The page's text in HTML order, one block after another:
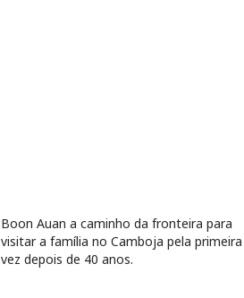
Boon Auan a caminho da fronteira para
visitar a família no Camboja pela primeira
vez depois de 40 anos.